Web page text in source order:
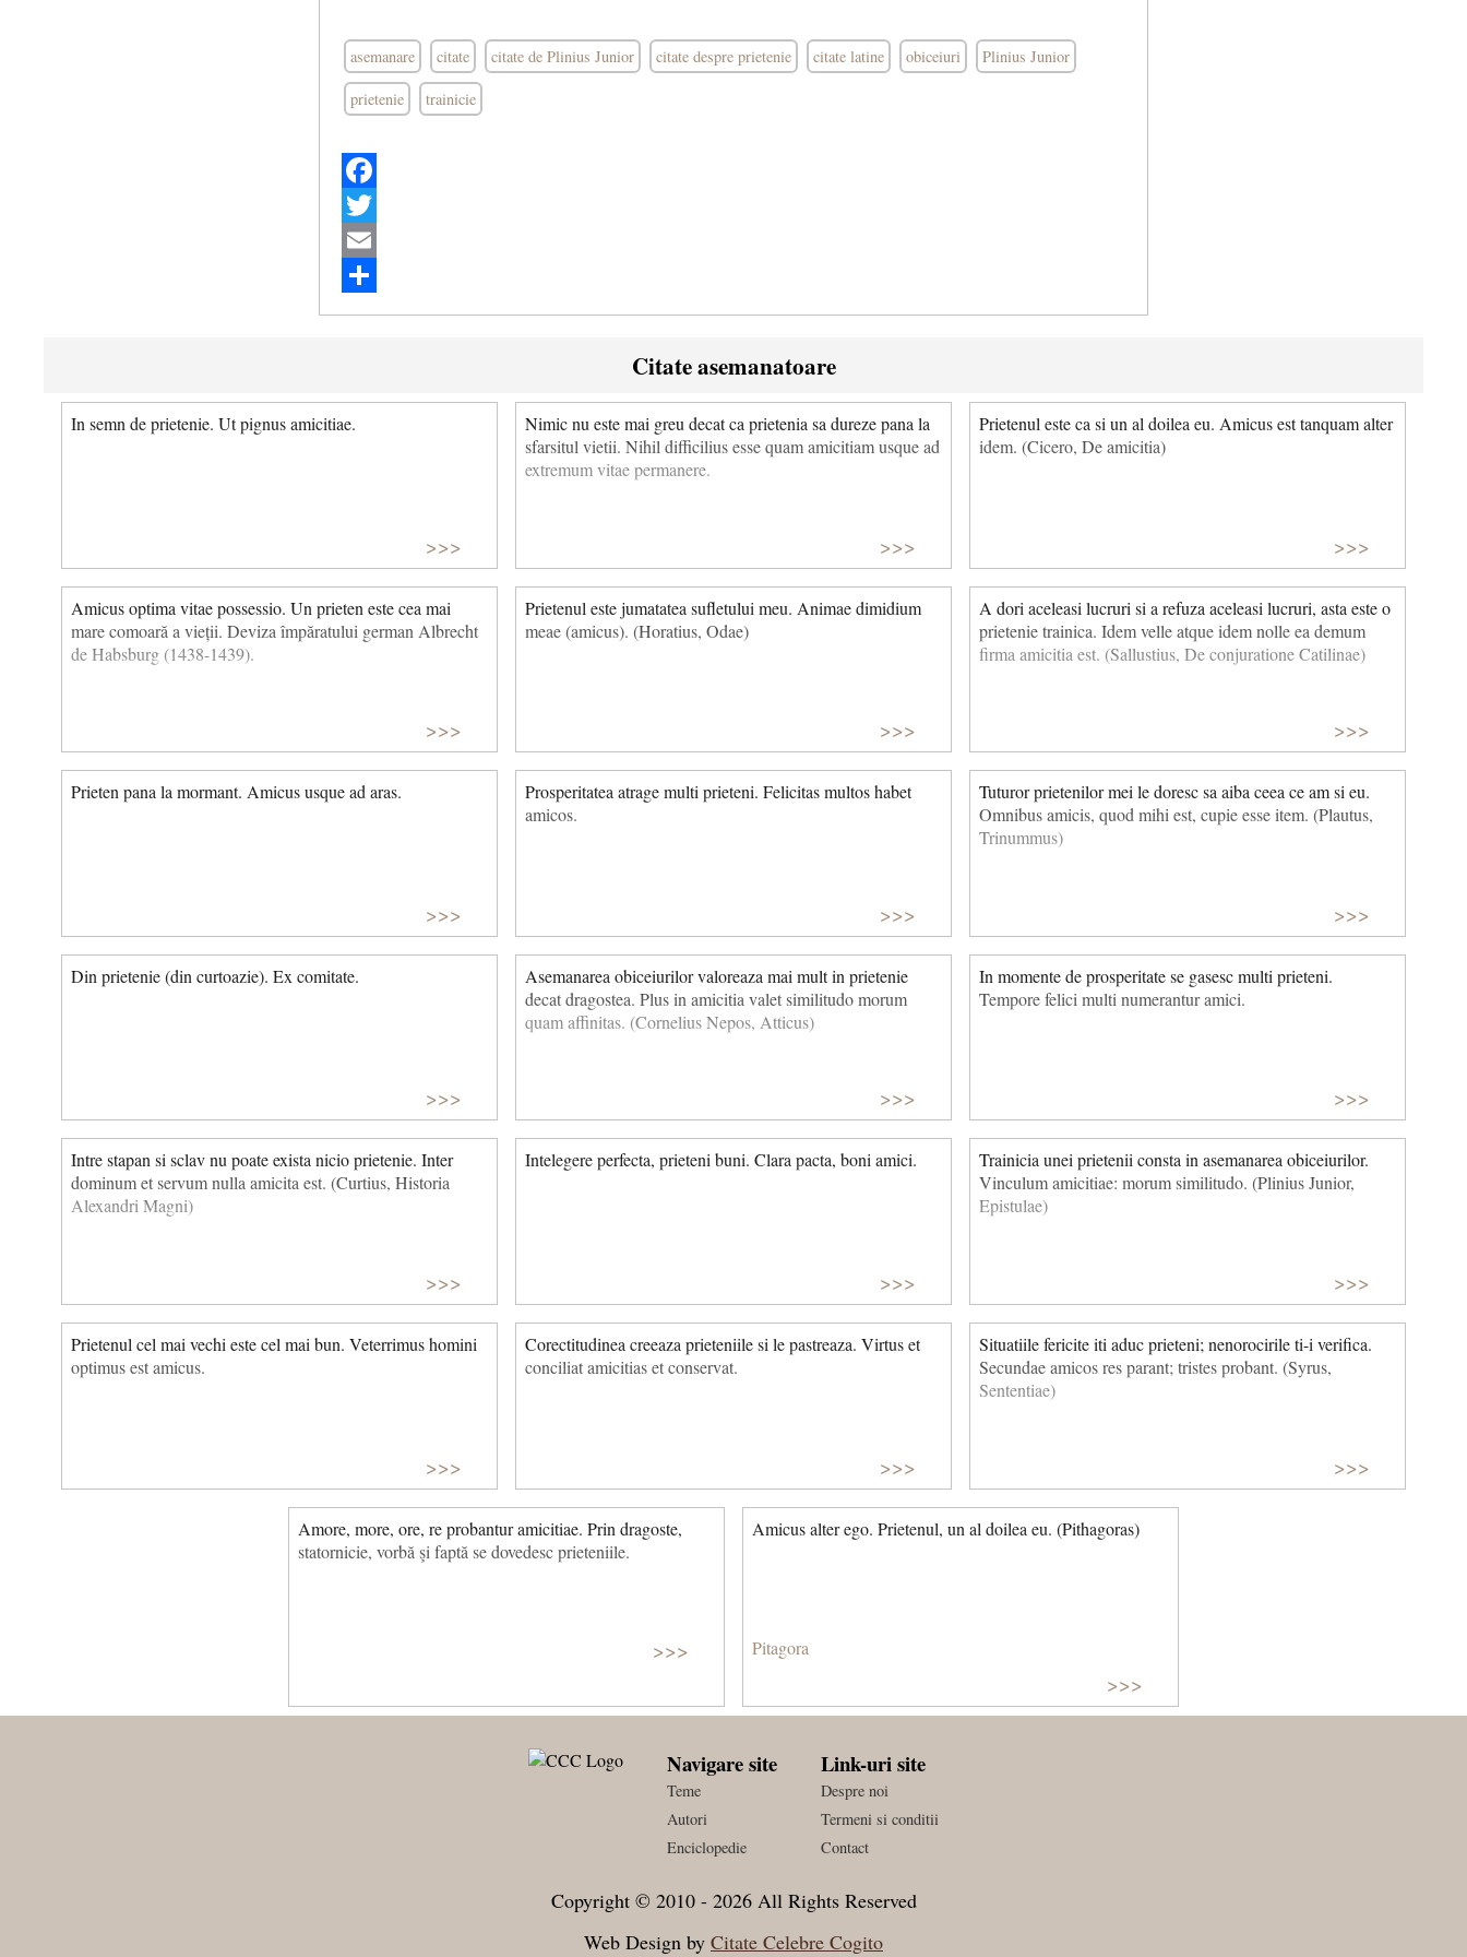
asemanare citate citate de Plinius Junior citate despre prietenie citate latine obiceiuri Plinius Junior
prietenie trainicie
Facebook
Twitter
Email
Share
Citate asemanatoare
In semn de prietenie. Ut pignus amicitiae.
>>>
Nimic nu este mai greu decat ca prietenia sa dureze pana la
sfarsitul vietii. Nihil difficilius esse quam amicitiam usque ad
extremum vitae permanere.
>>>
Prietenul este ca si un al doilea eu. Amicus est tanquam alter
idem. (Cicero, De amicitia)
>>>
Amicus optima vitae possessio. Un prieten este cea mai
mare comoară a vieții. Deviza împăratului german Albrecht
de Habsburg (1438-1439).
>>>
Prietenul este jumatatea sufletului meu. Animae dimidium
meae (amicus). (Horatius, Odae)
>>>
A dori aceleasi lucruri si a refuza aceleasi lucruri, asta este o
prietenie trainica. Idem velle atque idem nolle ea demum
firma amicitia est. (Sallustius, De conjuratione Catilinae)
>>>
Prieten pana la mormant. Amicus usque ad aras.
>>>
Prosperitatea atrage multi prieteni. Felicitas multos habet
amicos.
>>>
Tuturor prietenilor mei le doresc sa aiba ceea ce am si eu.
Omnibus amicis, quod mihi est, cupie esse item. (Plautus,
Trinummus)
>>>
Din prietenie (din curtoazie). Ex comitate.
>>>
Asemanarea obiceiurilor valoreaza mai mult in prietenie
decat dragostea. Plus in amicitia valet similitudo morum
quam affinitas. (Cornelius Nepos, Atticus)
>>>
In momente de prosperitate se gasesc multi prieteni.
Tempore felici multi numerantur amici.
>>>
Intre stapan si sclav nu poate exista nicio prietenie. Inter
dominum et servum nulla amicita est. (Curtius, Historia
Alexandri Magni)
>>>
Intelegere perfecta, prieteni buni. Clara pacta, boni amici.
>>>
Trainicia unei prietenii consta in asemanarea obiceiurilor.
Vinculum amicitiae: morum similitudo. (Plinius Junior,
Epistulae)
>>>
Prietenul cel mai vechi este cel mai bun. Veterrimus homini
optimus est amicus.
>>>
Corectitudinea creeaza prieteniile si le pastreaza. Virtus et
conciliat amicitias et conservat.
>>>
Situatiile fericite iti aduc prieteni; nenorocirile ti-i verifica.
Secundae amicos res parant; tristes probant. (Syrus,
Sententiae)
>>>
Amore, more, ore, re probantur amicitiae. Prin dragoste,
statornicie, vorbă şi faptă se dovedesc prieteniile.
>>>
Amicus alter ego. Prietenul, un al doilea eu. (Pithagoras)
Pitagora
>>>
Navigare site
Teme
Autori
Enciclopedie
Link-uri site
Despre noi
Termeni si conditii
Contact
Copyright © 2010 - 2026 All Rights Reserved
Web Design by Citate Celebre Cogito